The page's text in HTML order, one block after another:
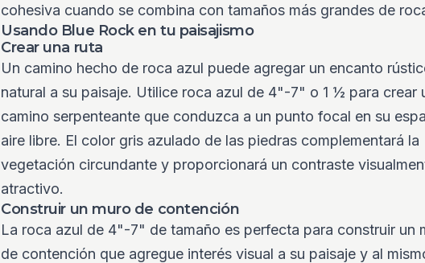
cohesiva cuando se combina con tamaños más grandes de
Usando Blue Rock en tu paisajismo
Crear una ruta
Un camino hecho de roca azul puede agregar un encanto
natural a su paisaje. Utilice roca azul de 4"-7" o 1 ½ para crear
camino serpenteante que conduzca a un punto focal en su
aire libre. El color gris azulado de las piedras complementará la
vegetación circundante y proporcionará un contraste
atractivo.
Construir un muro de contención
La roca azul de 4"-7" de tamaño es perfecta para construir un
de contención que agregue interés visual a su paisaje y al